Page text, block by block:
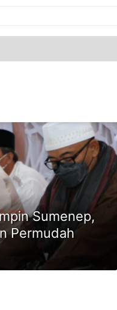
Sumenep,
Permudah